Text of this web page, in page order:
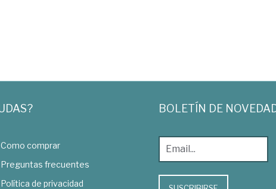
Como comprar
Preguntas frecuentes
Política de privacidad
BOLETÍN DE